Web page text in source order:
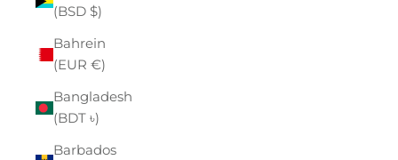
(BSD $)
Bahrein
(EUR €)
Bangladesh
(BDT ৳)
Barbados